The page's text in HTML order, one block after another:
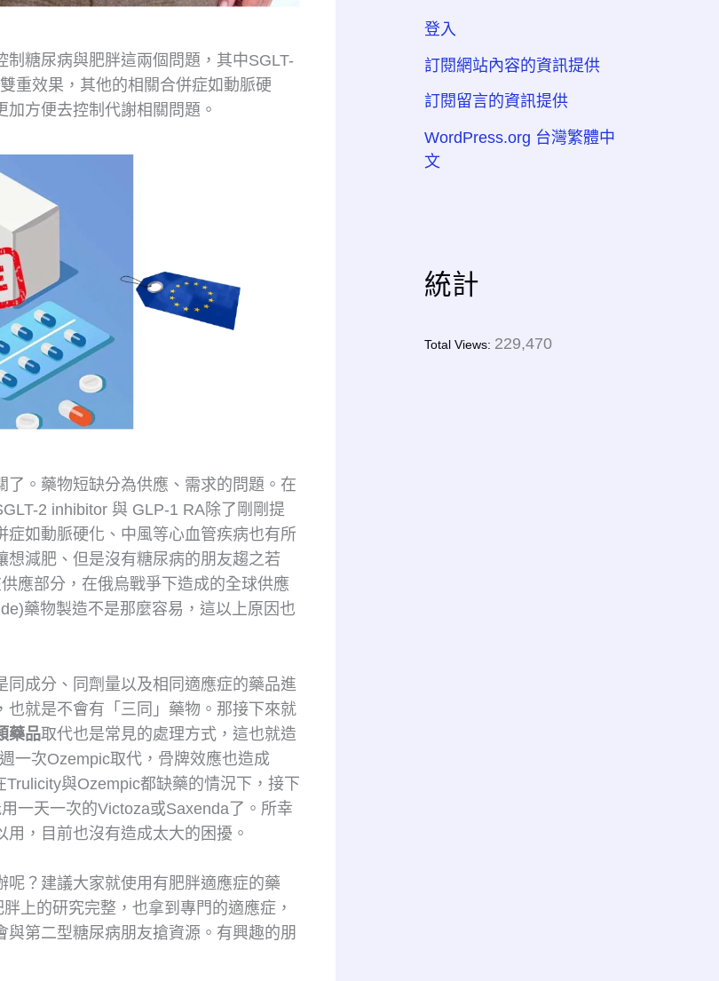
糖尿病與肥胖這兩個問題，其中SGLT-
重效果，其他的相關合併症如動脈硬
方便去控制代謝相關問題。
。藥物短缺分為供應、需求的問題。在
2 inhibitor 與 GLP-1 RA除了剛剛提
如動脈硬化、中風等心血管疾病也有所
減肥、但是沒有糖尿病的朋友趨之若
應部分，在俄烏戰爭下造成的全球供應
藥物製造不是那麼容易，這以上原因也
同成分、同劑量以及相同適應症的藥品進
就是不會有「三同」藥物。那接下來就
藥品取代也是常見的處理方式，這也就造
一次Ozempic取代，骨牌效應也造成
與Ozempic都缺藥的情況下，接下
一天一次的Victoza或Saxenda了。所幸
，目前也沒有造成太大的困擾。
？建議大家就使用有肥胖適應症的藥
上的研究完整，也拿到專門的適應症，
第二型糖尿病朋友搶資源。有興趣的朋
登入
訂閱網站內容的資訊提供
訂閱留言的資訊提供
WordPress.org 台灣繁體中
文
統計
Total Views: 229,470